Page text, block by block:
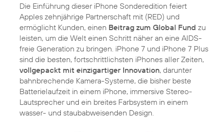
Die Einführung dieser iPhone Sonderedition feiert
Apples zehnjährige Partnerschaft mit (RED) und
ermöglicht Kunden, einen Beitrag zum Global Fund zu
leisten, um die Welt einen Schritt näher an eine AIDS-
freie Generation zu bringen. iPhone 7 und iPhone 7 Plus
sind die besten, fortschrittlichsten iPhones aller Zeiten,
vollgepackt mit einzigartiger Innovation, darunter
bahnbrechende Kamera-Systeme, die bisher beste
Batterielaufzeit in einem iPhone, immersive Stereo-
Lautsprecher und ein breites Farbsystem in einem
wasser- und staubabweisenden Design.